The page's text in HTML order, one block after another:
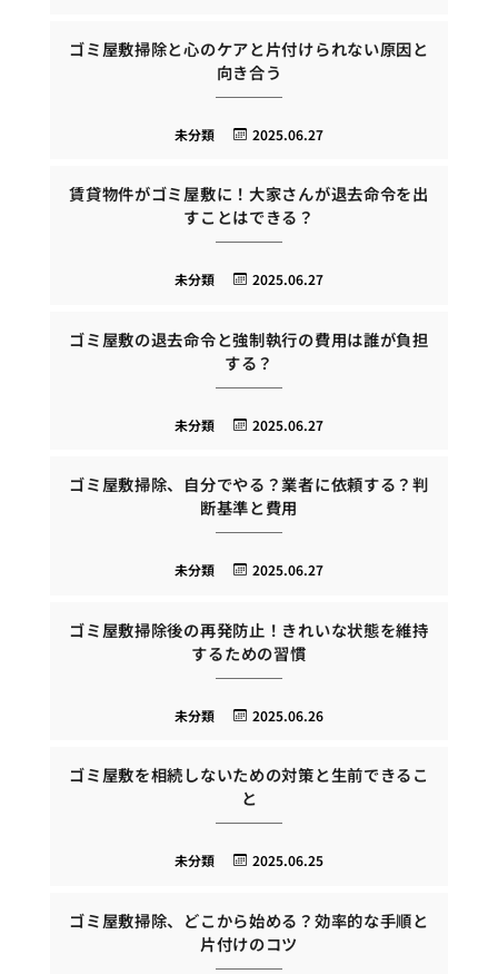
ゴミ屋敷掃除と心のケアと片付けられない原因と
向き合う
2025.06.27
未分類
賃貸物件がゴミ屋敷に！大家さんが退去命令を出
すことはできる？
2025.06.27
未分類
ゴミ屋敷の退去命令と強制執行の費用は誰が負担
する？
2025.06.27
未分類
ゴミ屋敷掃除、自分でやる？業者に依頼する？判
断基準と費用
2025.06.27
未分類
ゴミ屋敷掃除後の再発防止！きれいな状態を維持
するための習慣
2025.06.26
未分類
ゴミ屋敷を相続しないための対策と生前できるこ
と
2025.06.25
未分類
ゴミ屋敷掃除、どこから始める？効率的な手順と
片付けのコツ